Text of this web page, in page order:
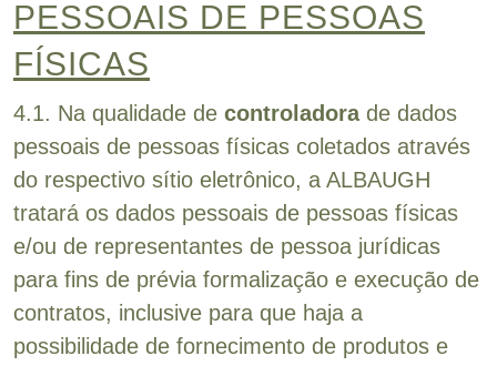
PESSOAIS DE PESSOAS
FÍSICAS
4.1. Na qualidade de controladora de dados
pessoais de pessoas físicas coletados através
do respectivo sítio eletrônico, a ALBAUGH
tratará os dados pessoais de pessoas físicas
e/ou de representantes de pessoa jurídicas
para fins de prévia formalização e execução de
contratos, inclusive para que haja a
possibilidade de fornecimento de produtos e